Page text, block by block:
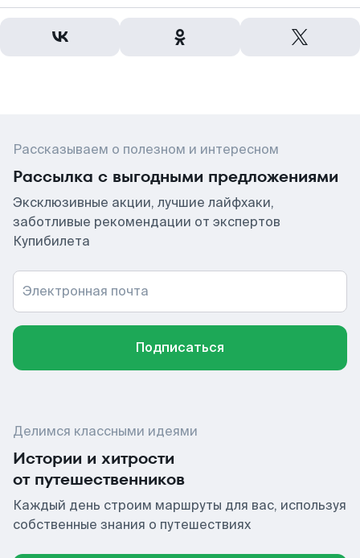
Рассказываем о полезном и интересном
Рассылка с выгодными предложениями
Эксклюзивные акции, лучшие лайфхаки,
заботливые рекомендации от экспертов
Купибилета
Электронная почта
Подписаться
Делимся классными идеями
Истории и хитрости
от путешественников
Каждый день строим маршруты для вас, используя
собственные знания о путешествиях